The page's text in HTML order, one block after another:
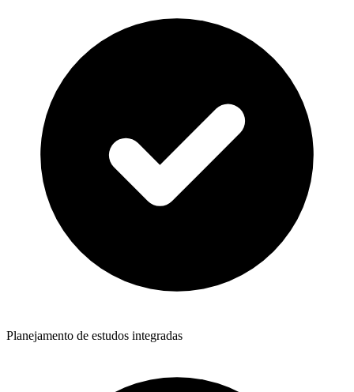
Planejamento de estudos integradas